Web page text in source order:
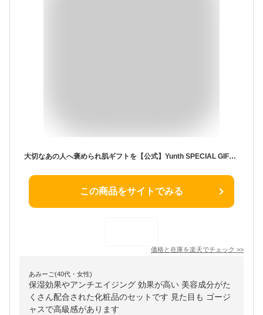
大切なあの人へ褒められ肌ギフトを【公式】Yunth SPECIAL GIFT SET | 美容液 洗顔 クレンジング 化粧水 クリーム まつげ美容液 まつ毛美容液 生ビタミンC 美白 導入美容液 ギフト プレゼント ギフトボックス ギフトセット スキンケアセット | ユンス ゆんす
この商品をサイトでみる
価格と在庫を楽天でチェック >>
あみーご(40代・女性)
保湿効果やアンチエイジング 効果が高い 美容成分がた
くさん配合された化粧品のセットです 見た目も ゴージ
ャスで高級感があります